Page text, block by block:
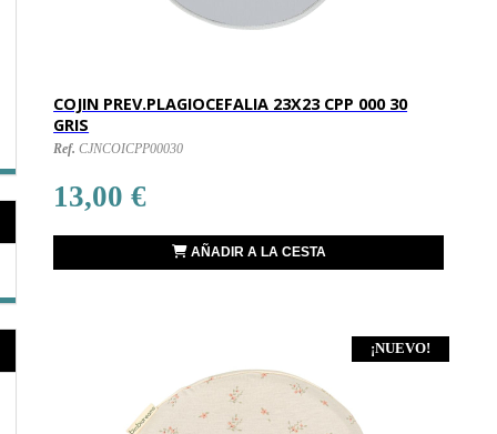
COJIN PREV.PLAGIOCEFALIA 23X23 CPP 000 30
GRIS
Ref. CJNCOICPP00030
13,00 €
AÑADIR A LA CESTA
¡NUEVO!